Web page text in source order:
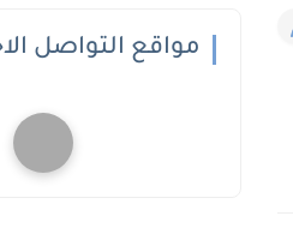
مواقع التواصل